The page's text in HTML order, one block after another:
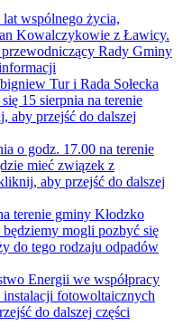
lat wspólnego życia,
Kowalczykowie z Ławicy.
Rady Gminy
Tur i Rada Sołecka
15 sierpnia na terenie
aby przejść do dalszej
o godz. 17.00 na terenie
mieć związek z
aby przejść do dalszej
terenie gminy Kłodzko
mogli pozbyć się
do tego rodzaju odpadów
Energii we współpracy
fotowoltaicznych
do dalszej części